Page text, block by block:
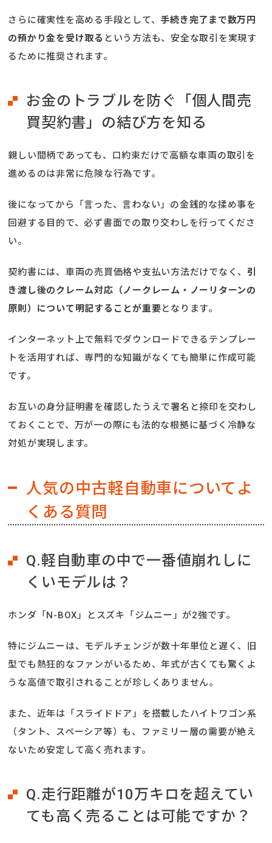
さらに確実性を高める手段として、 手続き完了まで数万円
の預かり金を受け取る という方法も、安全な取引を実現す
るために推奨されます。
お金のトラブルを防ぐ「個人間売
買契約書」の結び方を知る
親しい間柄であっても、口約束だけで高額な車両の取引を
進めるのは非常に危険な行為です。
後になってから「言った、言わない」の金銭的な揉め事を
回避する目的で、必ず書面での取り交わしを行ってくださ
い。
契約書には、車両の売買価格や支払い方法だけでなく、 引
き渡し後のクレーム対応（ノークレーム・ノーリターンの
原則）について明記することが重要となります。
インターネット上で無料でダウンロードできるテンプレー
トを活用すれば、専門的な知識がなくても簡単に作成可能
です。
お互いの身分証明書を確認したうえで署名と捺印を交わし
ておくことで、万が一の際にも法的な根拠に基づく冷静な
対処が実現します。
人気の中古軽自動車についてよ
くある質問
Q.軽自動車の中で一番値崩れしに
くいモデルは？
ホンダ「N-BOX」とスズキ「ジムニー」が2強です。
特にジムニーは、モデルチェンジが数十年単位と遅く、旧
型でも熱狂的なファンがいるため、年式が古くても驚くよ
うな高値で取引されることが珍しくありません。
また、近年は「スライドドア」を搭載したハイトワゴン系
（タント、スペーシア等）も、ファミリー層の需要が絶え
ないため安定して高く売れます。
Q.走行距離が10万キロを超えてい
ても高く売ることは可能ですか？